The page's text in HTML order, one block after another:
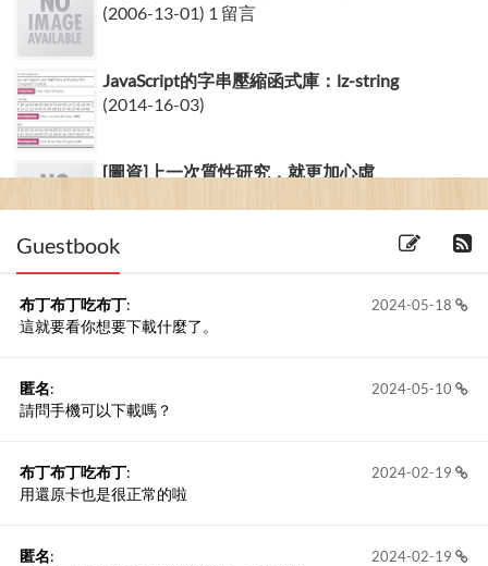
(2006-13-01) 1 留言
JavaScript的字串壓縮函式庫：lz-string
(2014-16-03)
[圖資]上一次質性研究，就更加心虛
Guestbook
2024-05-18
布丁布丁吃布丁:
這就要看你想要下載什麼了。
2024-05-10
匿名:
請問手機可以下載嗎？
2024-02-19
布丁布丁吃布丁:
用還原卡也是很正常的啦
2024-02-19
匿名: